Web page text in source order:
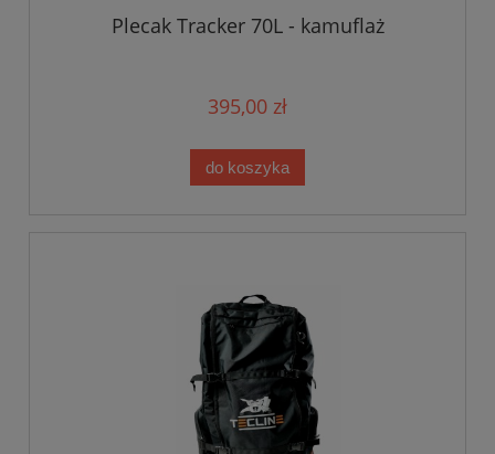
Plecak Tracker 70L - kamuflaż
395,00 zł
do koszyka